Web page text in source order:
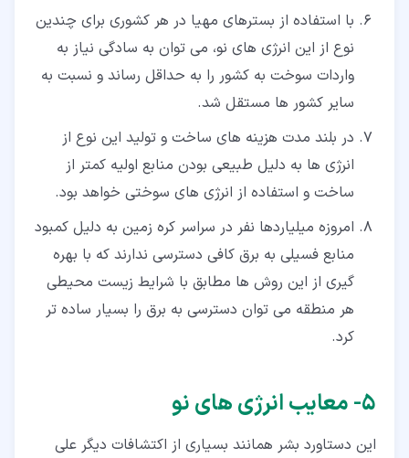
با استفاده از بسترهای مهیا در هر کشوری برای چندین
نوع از این انرژی های نو، می توان به سادگی نیاز به
واردات سوخت به کشور را به حداقل رساند و نسبت به
سایر کشور ها مستقل شد.
در بلند مدت هزینه های ساخت و تولید این نوع از
انرژی ها به دلیل طبیعی بودن منابع اولیه کمتر از
ساخت و استفاده از انرژی های سوختی خواهد بود.
امروزه میلیاردها نفر در سراسر کره زمین به دلیل کمبود
منابع فسیلی به برق کافی دسترسی ندارند که با بهره
گیری از این روش ها مطابق با شرایط زیست محیطی
هر منطقه می توان دسترسی به برق را بسیار ساده تر
کرد.
۵‏- معایب انرژی های نو
این دستاورد بشر همانند بسیاری از اکتشافات دیگر علی